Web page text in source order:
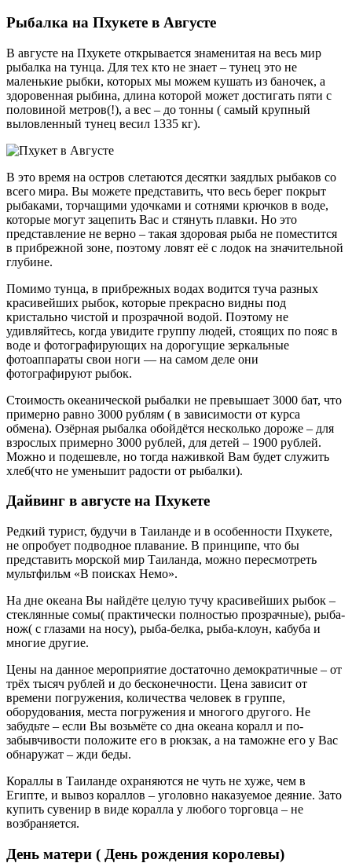
Рыбалка на Пхукете в Августе
В августе на Пхукете открывается знаменитая на весь мир
рыбалка на тунца. Для тех кто не знает – тунец это не
маленькие рыбки, которых мы можем кушать из баночек, а
здоровенная рыбина, длина которой может достигать пяти с
половиной метров(!), а вес – до тонны ( самый крупный
выловленный тунец весил 1335 кг).
В это время на остров слетаются десятки заядлых рыбаков со
всего мира. Вы можете представить, что весь берег покрыт
рыбаками, торчащими удочками и сотнями крючков в воде,
которые могут зацепить Вас и стянуть плавки. Но это
представление не верно – такая здоровая рыба не поместится
в прибрежной зоне, поэтому ловят её с лодок на значительной
глубине.
Помимо тунца, в прибрежных водах водится туча разных
красивейших рыбок, которые прекрасно видны под
кристально чистой и прозрачной водой. Поэтому не
удивляйтесь, когда увидите группу людей, стоящих по пояс в
воде и фотографирующих на дорогущие зеркальные
фотоаппараты свои ноги — на самом деле они
фотографируют рыбок.
Стоимость океанической рыбалки не превышает 3000 бат, что
примерно равно 3000 рублям ( в зависимости от курса
обмена). Озёрная рыбалка обойдётся несколько дороже – для
взрослых примерно 3000 рублей, для детей – 1900 рублей.
Можно и подешевле, но тогда наживкой Вам будет служить
хлеб(что не уменьшит радости от рыбалки).
Дайвинг в августе на Пхукете
Редкий турист, будучи в Таиланде и в особенности Пхукете,
не опробует подводное плавание. В принципе, что бы
представить морской мир Таиланда, можно пересмотреть
мультфильм «В поисках Немо».
На дне океана Вы найдёте целую тучу красивейших рыбок –
стеклянные сомы( практически полностью прозрачные), рыба-
нож( с глазами на носу), рыба-белка, рыба-клоун, кабуба и
многие другие.
Цены на данное мероприятие достаточно демократичные – от
трёх тысяч рублей и до бесконечности. Цена зависит от
времени погружения, количества человек в группе,
оборудования, места погружения и многого другого. Не
забудьте – если Вы возьмёте со дна океана коралл и по-
забывчивости положите его в рюкзак, а на таможне его у Вас
обнаружат – жди беды.
Кораллы в Таиланде охраняются не чуть не хуже, чем в
Египте, и вывоз кораллов – уголовно наказуемое деяние. Зато
купить сувенир в виде коралла у любого торговца – не
возбраняется.
День матери ( День рождения королевы)